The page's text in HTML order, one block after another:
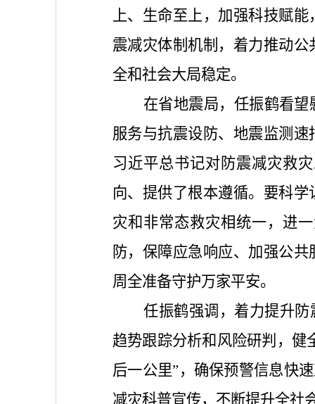
上、生命至上，加强科技赋
震减灾体制机制，着力推动
全和社会大局稳定。
在省地震局，任振鹤看
服务与抗震设防、地震监测
习近平总书记对防震减灾救
向、提供了根本遵循。要科
灾和非常态救灾相统一，进
防，保障应急响应、加强公
周全准备守护万家平安。
任振鹤强调，着力提升
趋势跟踪分析和风险研判，健
后一公里”，确保预警信息快
减灾科普宣传，不断提升全社